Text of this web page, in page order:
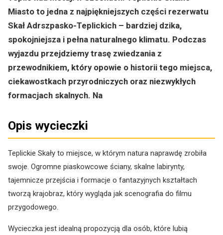
Miasto to jedna z najpiękniejszych części rezerwatu
Skał Adrszpasko-Teplickich – bardziej dzika,
spokojniejsza i pełna naturalnego klimatu. Podczas
wyjazdu przejdziemy trasę zwiedzania z
przewodnikiem, który opowie o historii tego miejsca,
ciekawostkach przyrodniczych oraz niezwykłych
formacjach skalnych. Na
Opis wycieczki
Teplickie Skały to miejsce, w którym natura naprawdę zrobiła
swoje. Ogromne piaskowcowe ściany, skalne labirynty,
tajemnicze przejścia i formacje o fantazyjnych kształtach
tworzą krajobraz, który wygląda jak scenografia do filmu
przygodowego.
Wycieczka jest idealną propozycją dla osób, które lubią